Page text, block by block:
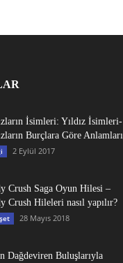
İsimleri: Yıldız İsimleri-
Burçlara Göre Anlamları
2 Eylül 2017
Crush Saga Oyun Hilesi –
Crush Hileleri nasıl yapılır?
28 Mayıs 2018
Dağdeviren Buluşlarıyla